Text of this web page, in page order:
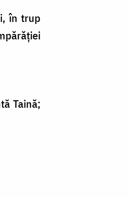
în trup
Taină;